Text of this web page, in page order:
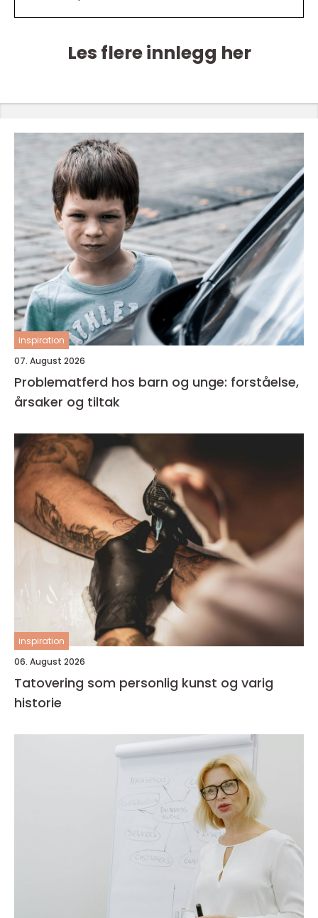
Les flere innlegg her
inspiration
07. August 2026
Problematferd hos barn og unge: forståelse,
årsaker og tiltak
inspiration
06. August 2026
Tatovering som personlig kunst og varig
historie